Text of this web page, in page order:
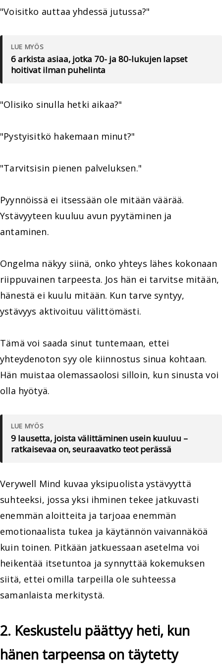
"Voisitko auttaa yhdessä jutussa?"
LUE MYÖS
6 arkista asiaa, jotka 70- ja 80-lukujen lapset
hoitivat ilman puhelinta
"Olisiko sinulla hetki aikaa?"
"Pystyisitkö hakemaan minut?"
"Tarvitsisin pienen palveluksen."
Pyynnöissä ei itsessään ole mitään väärää.
Ystävyyteen kuuluu avun pyytäminen ja
antaminen.
Ongelma näkyy siinä, onko yhteys lähes kokonaan
riippuvainen tarpeesta. Jos hän ei tarvitse mitään,
hänestä ei kuulu mitään. Kun tarve syntyy,
ystävyys aktivoituu välittömästi.
Tämä voi saada sinut tuntemaan, ettei
yhteydenoton syy ole kiinnostus sinua kohtaan.
Hän muistaa olemassaolosi silloin, kun sinusta voi
olla hyötyä.
LUE MYÖS
9 lausetta, joista välittäminen usein kuuluu –
ratkaisevaa on, seuraavatko teot perässä
Verywell Mind kuvaa yksipuolista ystävyyttä
suhteeksi, jossa yksi ihminen tekee jatkuvasti
enemmän aloitteita ja tarjoaa enemmän
emotionaalista tukea ja käytännön vaivannäköä
kuin toinen. Pitkään jatkuessaan asetelma voi
heikentää itsetuntoa ja synnyttää kokemuksen
siitä, ettei omilla tarpeilla ole suhteessa
samanlaista merkitystä.
2. Keskustelu päättyy heti, kun
hänen tarpeensa on täytetty